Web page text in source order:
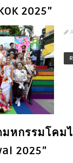
2025”
หกรรมโคม
2025”